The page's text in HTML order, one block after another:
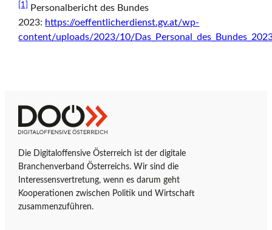
[1]
Personalbericht des Bundes
2023: https://oeffentlicherdienst.gv.at/wp-
content/uploads/2023/10/
Z
u
S
t
a
r
D
i
i
t
a
l
Die Digitaloffensive Österreich ist der digitale
Branchenverband Österreichs. Wir sind die
Interessensvertretung, wenn es darum geht
Kooperationen zwischen Politik und Wirtschaft
zusammenzuführen.